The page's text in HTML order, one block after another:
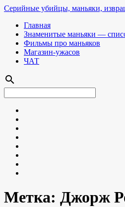
Серийные убийцы, маньяки,
Главная
Знаменитые маньяки —
Фильмы про маньяков
Магазин-ужасов
ЧАТ
search
Метка: Джорж